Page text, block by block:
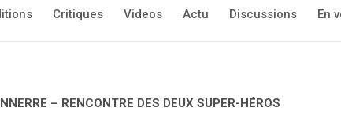
Critiques Videos Actu Discussions En
– RENCONTRE DES DEUX SUPER-HÉROS